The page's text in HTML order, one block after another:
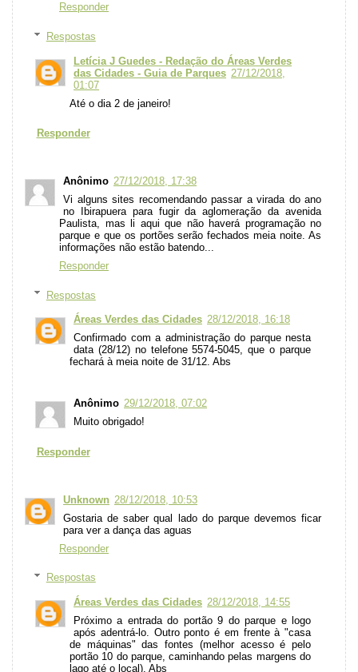
Responder
Respostas
Letícia J Guedes - Redação do Áreas Verdes
das Cidades - Guia de Parques 27/12/2018,
01:07
Até o dia 2 de janeiro!
Responder
Anônimo 27/12/2018, 17:38
Vi alguns sites recomendando passar a virada do ano
no Ibirapuera para fugir da aglomeração da avenida
Paulista, mas li aqui que não haverá programação no
parque e que os portões serão fechados meia noite. As
informações não estão batendo...
Responder
Respostas
Áreas Verdes das Cidades 28/12/2018, 16:18
Confirmado com a administração do parque nesta
data (28/12) no telefone 5574-5045, que o parque
fechará à meia noite de 31/12. Abs
Anônimo 29/12/2018, 07:02
Muito obrigado!
Responder
Unknown 28/12/2018, 10:53
Gostaria de saber qual lado do parque devemos ficar
para ver a dança das aguas
Responder
Respostas
Áreas Verdes das Cidades 28/12/2018, 14:55
Próximo a entrada do portão 9 do parque e logo
após adentrá-lo. Outro ponto é em frente à "casa
de máquinas" das fontes (melhor acesso é pelo
portão 10 do parque, caminhando pelas margens do
lago até o local). Abs